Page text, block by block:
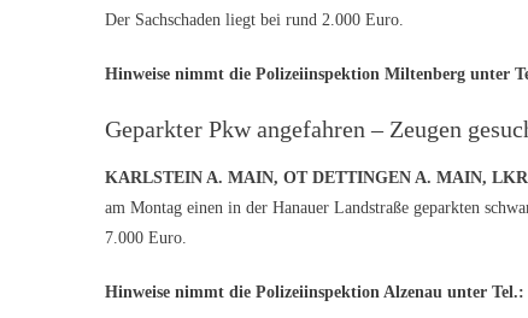
Der Sachschaden liegt bei rund 2.000 Euro.
Hinweise nimmt die Polizeiinspektion Miltenberg unter
Geparkter Pkw angefahren – Zeugen
KARLSTEIN A. MAIN, OT DETTINGEN A. MAIN,
am Montag einen in der Hanauer Landstraße geparkten
7.000 Euro.
Hinweise nimmt die Polizeiinspektion Alzenau unter Tel.: